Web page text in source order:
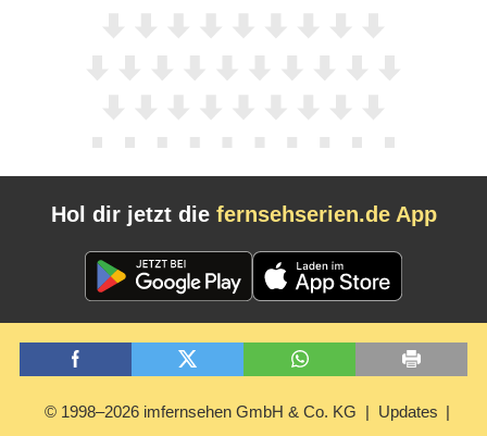
Hol dir jetzt die fernsehserien.de App
© 1998–2026 imfernsehen GmbH & Co. KG Updates